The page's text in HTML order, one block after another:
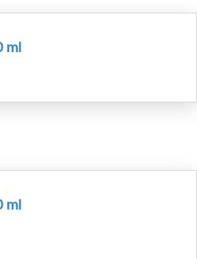
ml
ml